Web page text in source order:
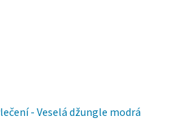
- Veselá džungle modrá